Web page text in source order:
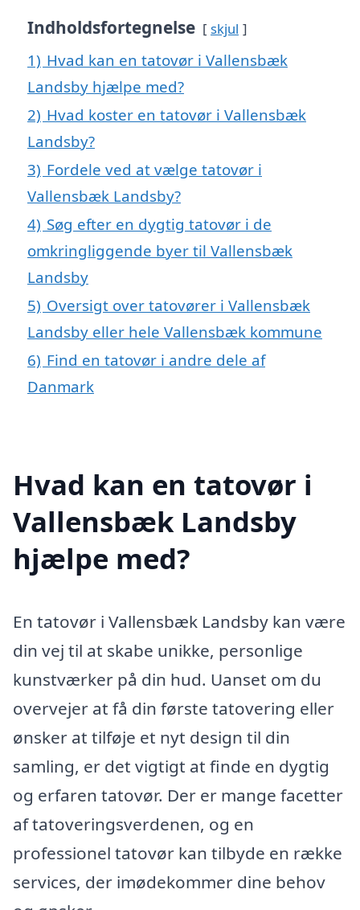
Indholdsfortegnelse skjul
1) Hvad kan en tatovør i Vallensbæk
Landsby hjælpe med?
2) Hvad koster en tatovør i Vallensbæk
Landsby?
3) Fordele ved at vælge tatovør i
Vallensbæk Landsby?
4) Søg efter en dygtig tatovør i de
omkringliggende byer til Vallensbæk
Landsby
5) Oversigt over tatovører i Vallensbæk
Landsby eller hele Vallensbæk kommune
6) Find en tatovør i andre dele af
Danmark
Hvad kan en tatovør i
Vallensbæk Landsby
hjælpe med?
En tatovør i Vallensbæk Landsby kan være
din vej til at skabe unikke, personlige
kunstværker på din hud. Uanset om du
overvejer at få din første tatovering eller
ønsker at tilføje et nyt design til din
samling, er det vigtigt at finde en dygtig
og erfaren tatovør. Der er mange facetter
af tatoveringsverdenen, og en
professionel tatovør kan tilbyde en række
services, der imødekommer dine behov